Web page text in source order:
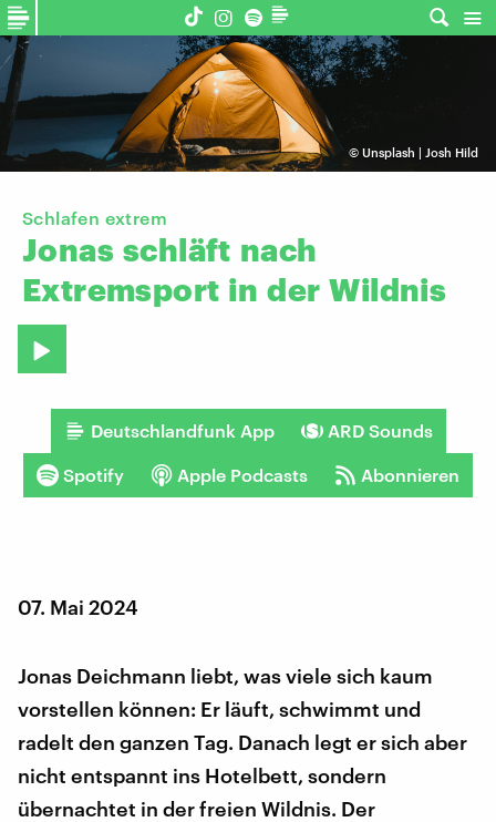
© Unsplash | Josh Hild
Schlafen extrem
Jonas schläft nach
Extremsport in der Wildnis
Deutschlandfunk App ARD Sounds
Spotify Apple Podcasts Abonnieren
07. Mai 2024
Jonas Deichmann liebt, was viele sich kaum
vorstellen können: Er läuft, schwimmt und
radelt den ganzen Tag. Danach legt er sich aber
nicht entspannt ins Hotelbett, sondern
übernachtet in der freien Wildnis. Der